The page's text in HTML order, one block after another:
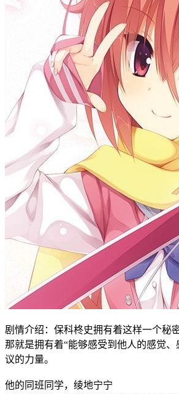
剧情介绍：保科柊史拥有着这样一个秘密
那就是拥有着“能够感受到他人的感觉
议的力量。
他的同班同学，绫地宁宁